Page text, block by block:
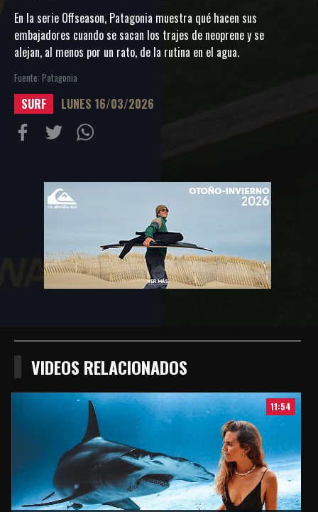
En la serie Offseason, Patagonia muestra qué hacen sus
embajadores cuando se sacan los trajes de neoprene y se
alejan, al menos por un rato, de la rutina en el agua.
Fuente: Patagonia
SURF LUNES 16/03/2026
FacebookTwitter
VIDEOS RELACIONADOS
11:54